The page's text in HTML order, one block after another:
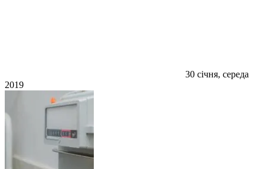
30 січня, середа
2019